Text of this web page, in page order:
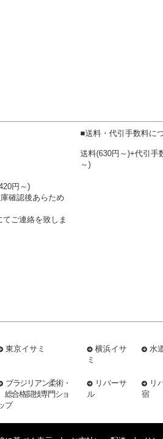
円～)
確認後あらため
ご連絡を致しま
■送料・代引手数料に
送料(630円～)+代引手
～)
東京イサミ
横浜イサ
ミ
水
ブラジリアン柔術・
総合格闘技専門ショ
プ
リバーサ
ル
リ
宿